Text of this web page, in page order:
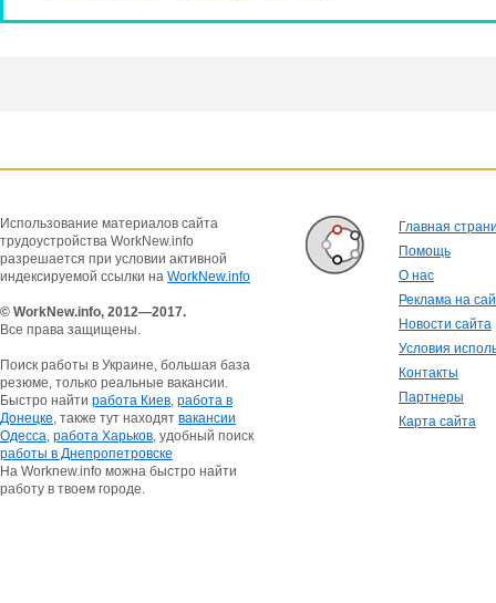
Использование материалов сайта
трудоустройства WorkNew.info
разрешается при условии активной
индексируемой ссылки на WorkNew.info
© WorkNew.info, 2012—2017.
Все права защищены.
Поиск работы в Украине, большая база
резюме, только реальные вакансии.
Быстро найти работа Киев, работа в
Донецке, также тут находят вакансии
Одесса, работа Харьков, удобный поиск
работы в Днепропетровске
На Worknew.info можна быстро найти
работу в твоем городе.
Главная
Помощь
О нас
Реклама на
Новости сайта
Условия
Контакты
Партнеры
Карта сайта